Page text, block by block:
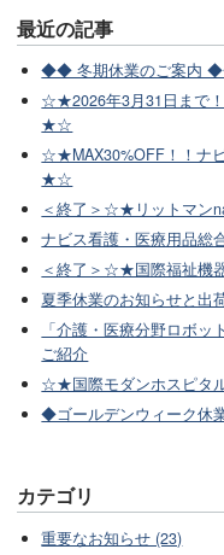
最近の記事
◆◆ 冬期休業のご案内
☆★2026年3月31日まで
★☆
☆★MAX30%OFF！！ナ
★☆
＜終了＞☆★リットマン
ナビス看護・医療用品総
＜終了＞☆★国際福祉機
夏季休業のお知らせと出
「介護・医療分野ロボ
ご紹介
☆★国際モダンホスピタ
◆ゴールデンウィーク休
カテゴリ
重要なお知らせ (23)